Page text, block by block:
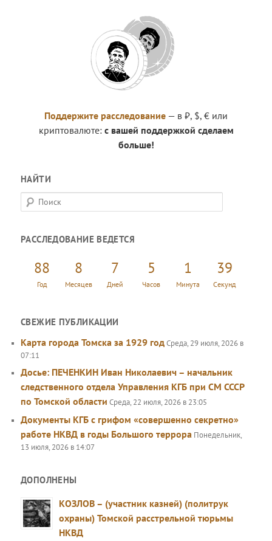
Поддержите расследование — в ₽, $, € или
криптовалюте: с вашей поддержкой сделаем
больше!
НАЙТИ
П
о
с
РАССЛЕДОВАНИЕ ВЕДЕТСЯ
88
Год
8
Месяцев
7
Дней
5
Часов
1
Минута
39
Секунд
СВЕЖИЕ ПУБЛИКАЦИИ
Карта города Томска за 1929 годСреда, 29 июля, 2026 в
07:11
Досье: ПЕЧЕНКИН Иван Николаевич – начальник
следственного отдела Управления КГБ при СМ СССР
по Томской области Среда, 22 июля, 2026 в 23:05
Документы КГБ с грифом «совершенно секретно»
работе НКВД в годы Большого террора Понедельник,
13 июля, 2026 в 14:07
ДОПОЛНЕНЫ
КОЗЛОВ – (участник казней) (политрук
охраны) Томской расстрельной тюрьмы
НКВД